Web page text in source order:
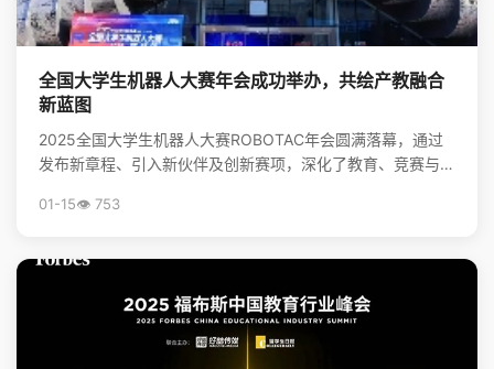
全国大学生机器人大赛年会成功举办，共绘产教融合
新蓝图
2025全国大学生机器人大赛ROBOTAC年会圆满落幕，通过
发布新章程、引入新伙伴及创新赛项，深化了教育、竞赛与产
01-15👁️ 753